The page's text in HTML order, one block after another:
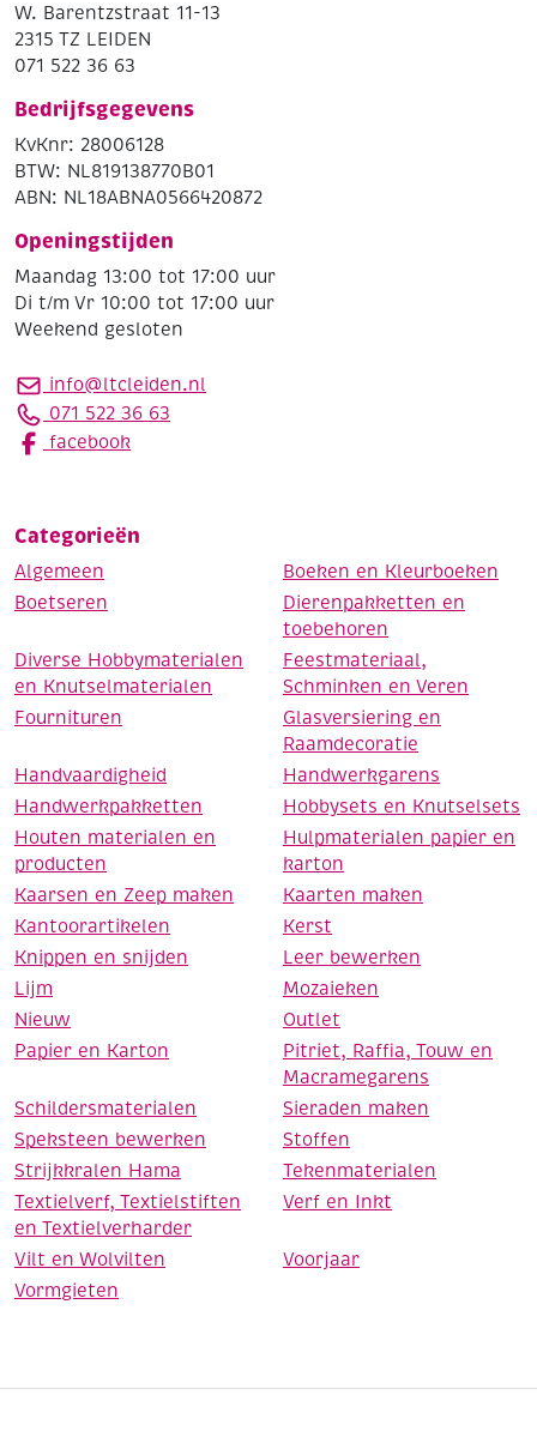
W. Barentzstraat 11-13
2315 TZ LEIDEN
071 522 36 63
Bedrijfsgegevens
KvKnr: 28006128
BTW: NL819138770B01
ABN: NL18ABNA0566420872
Openingstijden
Maandag 13:00 tot 17:00 uur
Di t/m Vr 10:00 tot 17:00 uur
Weekend gesloten
info@ltcleiden.nl
071 522 36 63
facebook
Categorieën
Algemeen
Boeken en Kleurboeken
Boetseren
Dierenpakketten en
toebehoren
Diverse Hobbymaterialen
en Knutselmaterialen
Feestmateriaal,
Schminken en Veren
Fournituren
Glasversiering en
Raamdecoratie
Handvaardigheid
Handwerkgarens
Handwerkpakketten
Hobbysets en Knutselsets
Houten materialen en
producten
Hulpmaterialen papier en
karton
Kaarsen en Zeep maken
Kaarten maken
Kantoorartikelen
Kerst
Knippen en snijden
Leer bewerken
Lijm
Mozaieken
Nieuw
Outlet
Papier en Karton
Pitriet, Raffia, Touw en
Macramegarens
Schildersmaterialen
Sieraden maken
Speksteen bewerken
Stoffen
Strijkkralen Hama
Tekenmaterialen
Textielverf, Textielstiften
en Textielverharder
Verf en Inkt
Vilt en Wolvilten
Voorjaar
Vormgieten